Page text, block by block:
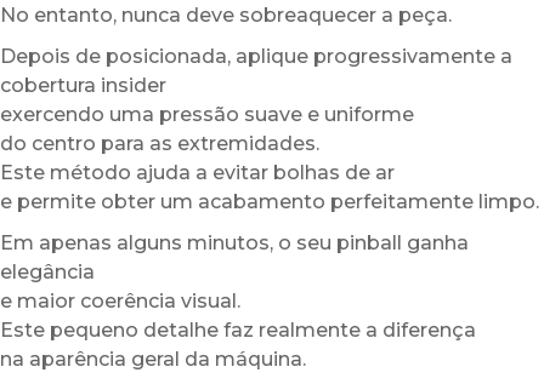
No entanto, nunca deve sobreaquecer a peça.
Depois de posicionada, aplique progressivamente a
cobertura insider
exercendo uma pressão suave e uniforme
do centro para as extremidades.
Este método ajuda a evitar bolhas de ar
e permite obter um acabamento perfeitamente limpo.
Em apenas alguns minutos, o seu pinball ganha
elegância
e maior coerência visual.
Este pequeno detalhe faz realmente a diferença
na aparência geral da máquina.